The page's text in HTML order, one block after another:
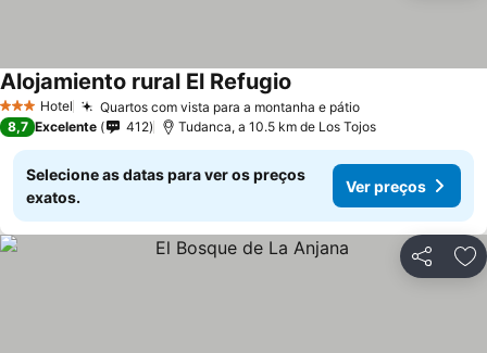
3 EstrelasHotel Quartos com vista para a montanha e pátio
Alojamiento rural El Refugio
8,7 Excelente 412 Tudanca, a 10.5 km de Los Tojos
Selecione as datas para ver os preços
exatos.
Ver preços
Partilhar